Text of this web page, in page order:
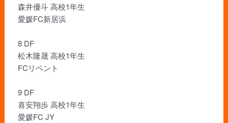
森井優斗 高校1年生
愛媛FC新居浜
8 DF
松木隆晟 高校1年生
FCリベント
9 DF
喜安翔歩 高校1年生
愛媛FC JY